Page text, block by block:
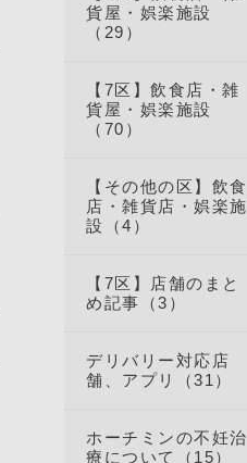
貨屋・娯楽施設
（29）
【7区】飲食店・雑
貨屋・娯楽施設
（70）
【その他の区】飲食
店・雑貨店・娯楽施
設（4）
【7区】店舗のまと
め記事（3）
デリバリー対応店
舗、アプリ（31）
ホーチミンの不妊治
療について（15）